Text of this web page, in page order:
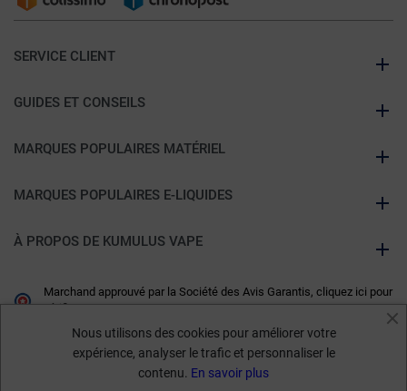
SERVICE CLIENT
GUIDES ET CONSEILS
MARQUES POPULAIRES MATÉRIEL
MARQUES POPULAIRES E-LIQUIDES
À PROPOS DE KUMULUS VAPE
Marchand approuvé par la Société des Avis Garantis, cliquez ici pour
vérifier.
Nous utilisons des cookies pour améliorer votre
expérience, analyser le trafic et personnaliser le
contenu. En savoir plus